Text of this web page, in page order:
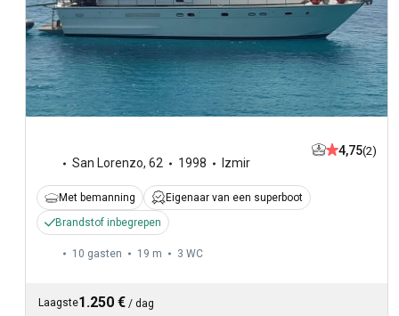
San Lorenzo, 62 1998 Izmir
4,75(2)
Met bemanning
Eigenaar van een superboot
Brandstof inbegrepen
10 gasten 19 m 3 WC
Laagste1.250 € / dag